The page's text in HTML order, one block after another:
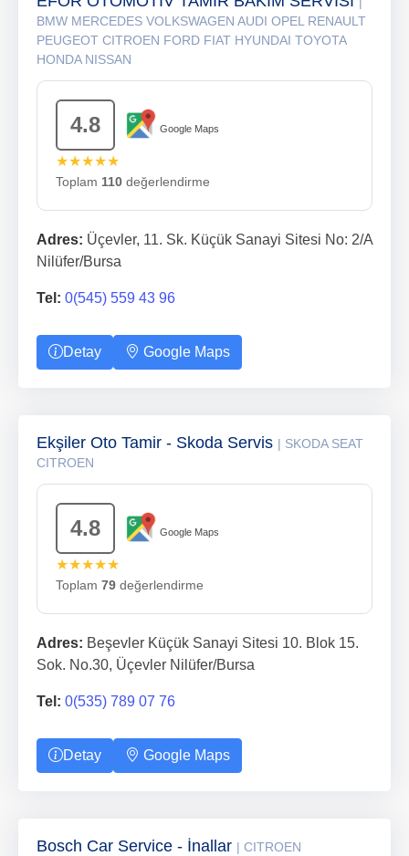
BMW MERCEDES VOLKSWAGEN AUDI OPEL RENAULT
PEUGEOT CITROEN FORD FIAT HYUNDAI TOYOTA
HONDA NISSAN
4.8 Google Maps
★★★★★
Toplam 110 değerlendirme
Adres: Üçevler, 11. Sk. Küçük Sanayi Sitesi No: 2/A
Nilüfer/Bursa
Tel: 0(545) 559 43 96
Detay Google Maps
Ekşiler Oto Tamir - Skoda Servis | SKODA SEAT
CITROEN
4.8 Google Maps
★★★★★
Toplam 79 değerlendirme
Adres: Beşevler Küçük Sanayi Sitesi 10. Blok 15.
Sok. No.30, Üçevler Nilüfer/Bursa
Tel: 0(535) 789 07 76
Detay Google Maps
Bosch Car Service - İnallar | CITROEN